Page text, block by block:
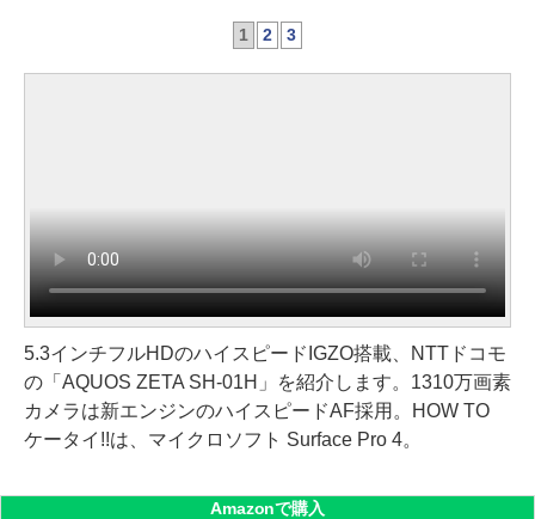
1 2 3
5.3インチフルHDのハイスピードIGZO搭載、NTTドコモ
の「AQUOS ZETA SH-01H」を紹介します。1310万画素
カメラは新エンジンのハイスピードAF採用。HOW TO
ケータイ!!は、マイクロソフト Surface Pro 4。
Amazonで購入